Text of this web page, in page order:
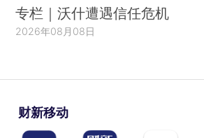
专栏｜沃什遭遇信任危机
2026年08月08日
财新移动